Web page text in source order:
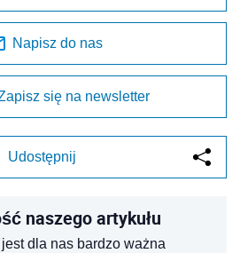
Napisz do nas
się na newsletter
Udostępnij
naszego artykułu
dla nas bardzo ważna